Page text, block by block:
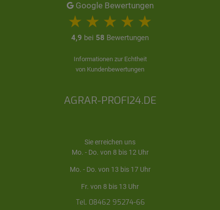
Google Bewertungen
4,9 bei 58 Bewertungen
Informationen zur Echtheit
von Kundenbewertungen
AGRAR-PROFI24.DE
Sie erreichen uns
Mo. - Do. von 8 bis 12 Uhr
Mo. - Do. von 13 bis 17 Uhr
Fr. von 8 bis 13 Uhr
Tel. 08462 95274-66